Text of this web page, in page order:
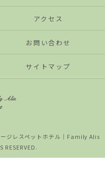
アクセス
お問い合わせ
サイトマップ
ージレスペットホテル│Family Alis
RESERVED.